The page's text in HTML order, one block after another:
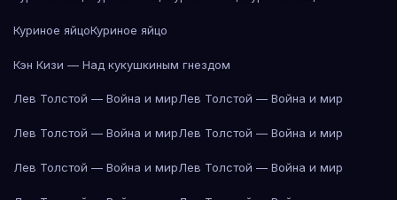
Куриное яйцоКуриное яйцо
Кэн Кизи — Над кукушкиным гнездом
Лев Толстой — Война и мирЛев Толстой — Война и мир
Лев Толстой — Война и мирЛев Толстой — Война и мир
Лев Толстой — Война и мирЛев Толстой — Война и мир